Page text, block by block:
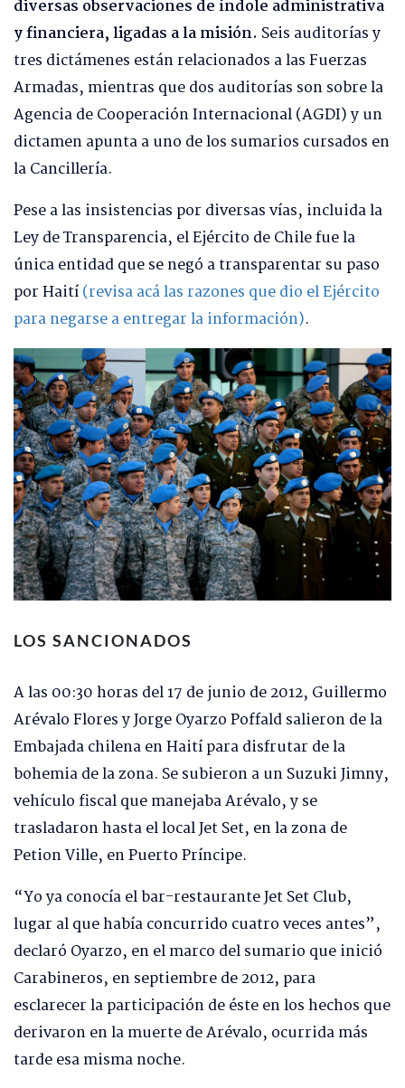
diversas observaciones de índole administrativa
y financiera, ligadas a la misión. Seis auditorías y
tres dictámenes están relacionados a las Fuerzas
Armadas, mientras que dos auditorías son sobre la
Agencia de Cooperación Internacional (AGDI) y un
dictamen apunta a uno de los sumarios cursados en
la Cancillería.
Pese a las insistencias por diversas vías, incluida la
Ley de Transparencia, el Ejército de Chile fue la
única entidad que se negó a transparentar su paso
por Haití(revisa acá las razones que dio el Ejército
para negarse a entregar la información).
LOS SANCIONADOS
A las 00:30 horas del 17 de junio de 2012, Guillermo
Arévalo Flores y Jorge Oyarzo Poffald salieron de la
Embajada chilena en Haití para disfrutar de la
bohemia de la zona. Se subieron a un Suzuki Jimny,
vehículo fiscal que manejaba Arévalo, y se
trasladaron hasta el local Jet Set, en la zona de
Petion Ville, en Puerto Príncipe.
“Yo ya conocía el bar-restaurante Jet Set Club,
lugar al que había concurrido cuatro veces antes”,
declaró Oyarzo, en el marco del sumario que inició
Carabineros, en septiembre de 2012, para
esclarecer la participación de éste en los hechos que
derivaron en la muerte de Arévalo, ocurrida más
tarde esa misma noche.